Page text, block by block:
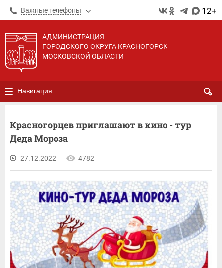
Важные телефоны 12+
АДМИНИСТРАЦИЯ
ГОРОДСКОГО ОКРУГА КРАСНОГОРСК
МОСКОВСКОЙ ОБЛАСТИ
Навигация
Красногорцев приглашают в кино - тур
Деда Мороза
27.12.2022 4782